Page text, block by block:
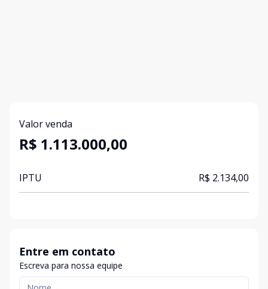
Valor venda
R$ 1.113.000,00
IPTU R$ 2.134,00
Entre em contato
Escreva para nossa equipe